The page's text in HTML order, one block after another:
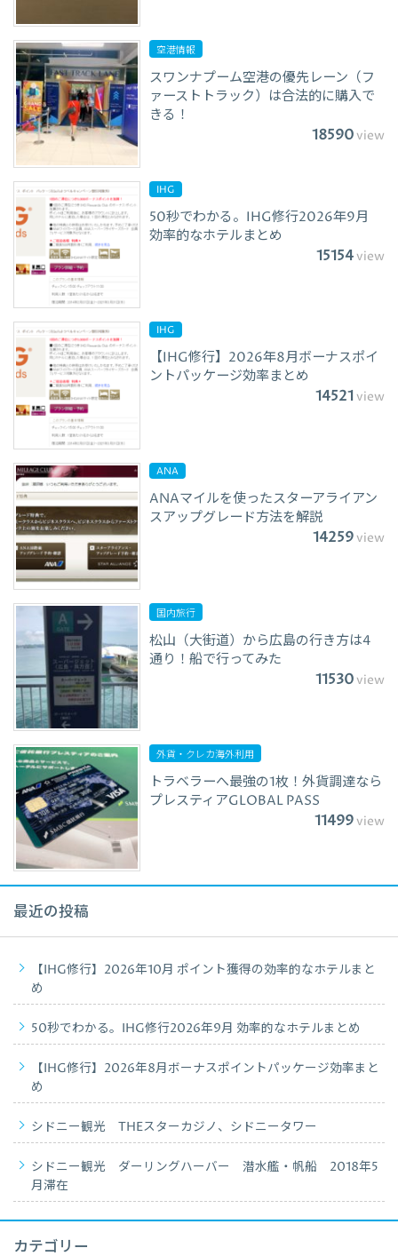
空港情報
スワンナプーム空港の優先レーン（フ
ァーストトラック）は合法的に購入で
きる！
18590view
IHG
50秒でわかる。IHG修行2026年9月
効率的なホテルまとめ
15154view
IHG
【IHG修行】2026年8月ボーナスポイ
ントパッケージ効率まとめ
14521view
ANA
ANAマイルを使ったスターアライアン
スアップグレード方法を解説
14259view
国内旅行
松山（大街道）から広島の行き方は4
通り！船で行ってみた
11530view
外貨・クレカ海外利用
トラベラーへ最強の1枚！外貨調達なら
プレスティアGLOBAL PASS
11499view
最近の投稿
【IHG修行】2026年10月 ポイント獲得の効率的なホテルまと
め
50秒でわかる。IHG修行2026年9月 効率的なホテルまとめ
【IHG修行】2026年8月ボーナスポイントパッケージ効率まと
め
シドニー観光 THEスターカジノ、シドニータワー
シドニー観光 ダーリングハーバー 潜水艦・帆船 2018年5
月滞在
カテゴリー